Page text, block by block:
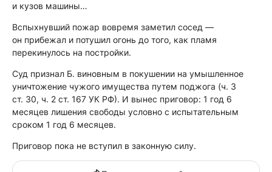
и кузов машины…
Вспыхнувший пожар вовремя заметил сосед —
он прибежал и потушил огонь до того, как пламя
перекинулось на постройки.
Суд признал Б. виновным в покушении на умышленное
уничтожение чужого имущества путем поджога (ч. 3
ст. 30, ч. 2 ст. 167 УК РФ). И вынес приговор: 1 год 6
месяцев лишения свободы условно с испытательным
сроком 1 год 6 месяцев.
Приговор пока не вступил в законную силу.